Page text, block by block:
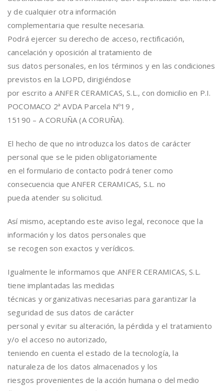
y de cualquier otra información
complementaria que resulte necesaria.
Podrá ejercer su derecho de acceso, rectificación,
cancelación y oposición al tratamiento de
sus datos personales, en los términos y en las condiciones
previstos en la LOPD, dirigiéndose
por escrito a ANFER CERAMICAS, S.L., con domicilio en P.I.
POCOMACO 2ª AVDA Parcela Nº19 ,
15190 – A CORUÑA (A CORUÑA).
El hecho de que no introduzca los datos de carácter
personal que se le piden obligatoriamente
en el formulario de contacto podrá tener como
consecuencia que ANFER CERAMICAS, S.L. no
pueda atender su solicitud.
Así mismo, aceptando este aviso legal, reconoce que la
información y los datos personales que
se recogen son exactos y verídicos.
Igualmente le informamos que ANFER CERAMICAS, S.L.
tiene implantadas las medidas
técnicas y organizativas necesarias para garantizar la
seguridad de sus datos de carácter
personal y evitar su alteración, la pérdida y el tratamiento
y/o el acceso no autorizado,
teniendo en cuenta el estado de la tecnología, la
naturaleza de los datos almacenados y los
riesgos provenientes de la acción humana o del medio